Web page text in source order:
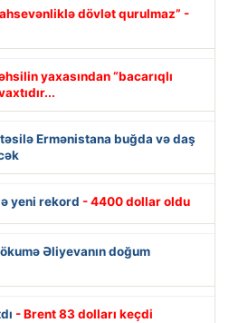
dövlət qurulmaz” -
yaxasından “bacarıqlı
Ermənistana buğda və daş
yeni rekord - 4400 dollar oldu
Əliyevanın doğum
- Brent 83 dolları keçdi